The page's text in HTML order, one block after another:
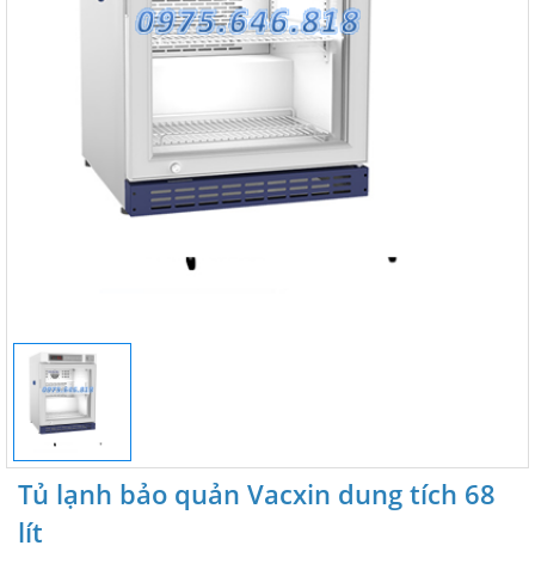
Tủ lạnh bảo quản Vacxin dung tích 68
lít